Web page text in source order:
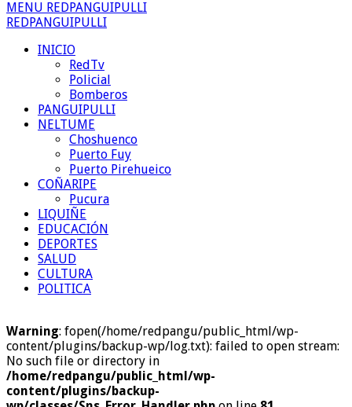
MENU REDPANGUIPULLI
REDPANGUIPULLI
INICIO
RedTv
Policial
Bomberos
PANGUIPULLI
NELTUME
Choshuenco
Puerto Fuy
Puerto Pirehueico
COÑARIPE
Pucura
LIQUIÑE
EDUCACIÓN
DEPORTES
SALUD
CULTURA
POLITICA
Warning: fopen(/home/redpangu/public_html/wp-
content/plugins/backup-wp/log.txt): failed to open stream:
No such file or directory in
/home/redpangu/public_html/wp-
content/plugins/backup-